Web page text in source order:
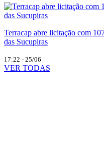
Terracap abre licitação com
das Sucupiras
17:22 - 25/06
VER TODAS